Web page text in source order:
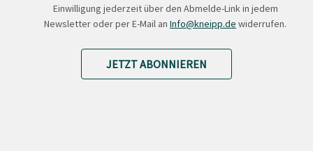
Einwilligung jederzeit über den Abmelde-Link in jedem
Newsletter oder per E-Mail an Info@kneipp.de widerrufen.
JETZT ABONNIEREN